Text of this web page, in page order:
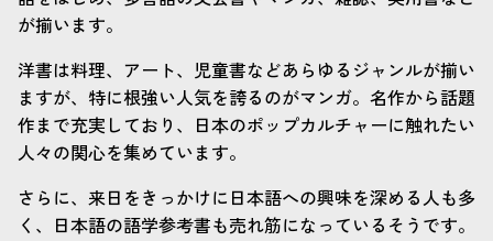
が揃います。
洋書は料理、アート、児童書などあらゆるジャンルが揃い
ますが、特に根強い人気を誇るのがマンガ。名作から話題
作まで充実しており、日本のポップカルチャーに触れたい
人々の関心を集めています。
さらに、来日をきっかけに日本語への興味を深める人も多
く、日本語の語学参考書も売れ筋になっているそうです。